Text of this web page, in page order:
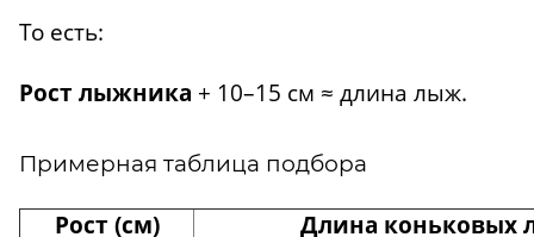
То есть:
Рост лыжника + 10–15 см ≈ длина лыж.
Примерная таблица подбора
Рост (см)
Длина коньковых